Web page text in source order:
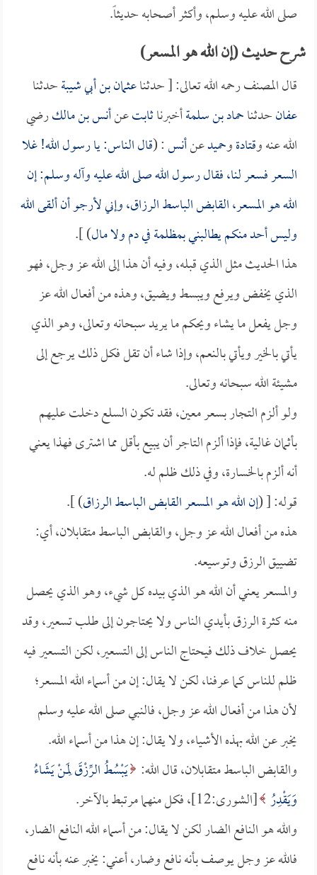
صلى الله عليه وسلم، وأكثر أصحابه حديثاً.
شرح حديث (إن الله هو المسعر)
قال المصنف رحمه الله تعالى: [ حدثناعثمان بن أبي شيبةحدثنا
عفانحدثناحماد بن سلمةأخبرناثابتعنأنس بن مالكرضي
الله عنه وقتادةوحميدعنأنس: (قال الناس: يا رسول الله! غلا
السعر فسعر لنا، فقال رسول الله صلى الله عليه وآله وسلم: إن
الله هو المسعر، القابض الباسط الرزاق، وإني لأرجو أن ألقى الله
وليس أحد منكم يطالبني بمظلمة في دم ولا مال) ].
هذا الحديث مثل الذي قبله، وفيه أن هذا إلى الله عز وجل، فهو
الذي يخفض ويرفع ويبسط ويضيق، وهذه من أفعال الله عز
وجل يفعل ما يشاء ويحكم ما يريد سبحانه وتعالى، وهو الذي
يأتي بالخير ويأتي بالنعم، وإذا شاء أن تقل فكل ذلك يرجع إلى
مشيئة الله سبحانه وتعالى.
ولو ألزم التجار بسعر معين، فقد تكون السلع دخلت عليهم
بأثمان غالية، فإذا ألزم التاجر أن يبيع بأقل مما اشترى فهذا يعني
أنه ألزم بالخسارة، وفي ذلك ظلم له.
قوله: [ (إن الله هو المسعر القابض الباسط الرزاق) ].
هذه من أفعال الله عز وجل، والقابض الباسط متقابلان، أي:
تضييق الرزق وتوسيعه.
والمسعر يعني أن الله هو الذي بيده كل شيء، وهو الذي يحصل
منه كثرة الرزق بأيدي الناس ولا يحتاجون إلى طلب تسعير، وقد
يحصل خلاف ذلك فيحتاج الناس إلى التسعير، لكن التسعير فيه
ظلم للناس كما عرفنا، لكن لا يقال: إن من أسماء الله المسعر؛
لأن هذا من أفعال الله عز وجل، فالنبي صلى الله عليه وسلم
يخبر عن الله بهذه الأشياء، ولا يقال: إن هذا من أسماء الله.
والقابض الباسط متقابلان، قال الله: يَبْسُطُ الرِّزْقَ لِمَنْ يَشَاءُ
وَيَقْدِرُ [الشورى:12]، فكل منهما مرتبط بالآخر.
والله هو النافع الضار لكن لا يقال: من أسماء الله النافع الضار،
فالله عز وجل يوصف بأنه نافع وضار، أعني: يخبر عنه بأنه نافع